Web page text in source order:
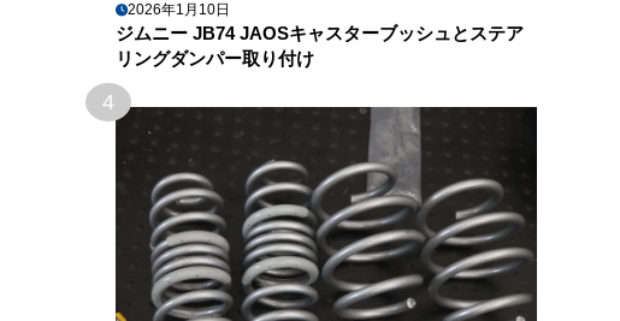
2026年1月10日
ジムニー JB74 JAOSキャスターブッシュとステア
リングダンパー取り付け
4